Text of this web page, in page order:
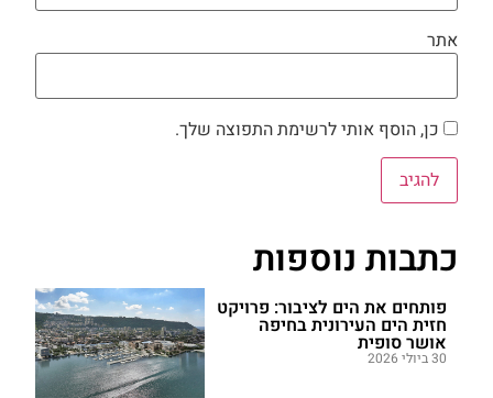
אתר
כן, הוסף אותי לרשימת התפוצה שלך.
כתבות נוספות
פותחים את הים לציבור: פרויקט
חזית הים העירונית בחיפה
אושר סופית
30 ביולי 2026